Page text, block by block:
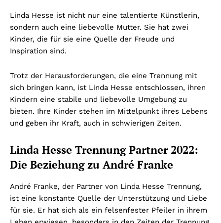
Linda Hesse ist nicht nur eine talentierte Künstlerin,
sondern auch eine liebevolle Mutter. Sie hat zwei
Kinder, die für sie eine Quelle der Freude und
Inspiration sind.
Trotz der Herausforderungen, die eine Trennung mit
sich bringen kann, ist Linda Hesse entschlossen, ihren
Kindern eine stabile und liebevolle Umgebung zu
bieten. Ihre Kinder stehen im Mittelpunkt ihres Lebens
und geben ihr Kraft, auch in schwierigen Zeiten.
Linda Hesse Trennung Partner 2022:
Die Beziehung zu André Franke
André Franke, der Partner von Linda Hesse Trennung,
ist eine konstante Quelle der Unterstützung und Liebe
für sie. Er hat sich als ein felsenfester Pfeiler in ihrem